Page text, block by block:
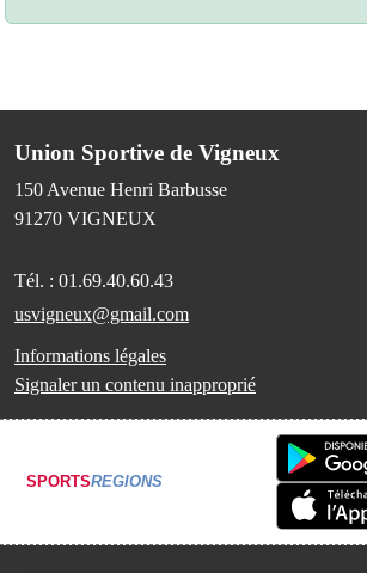
Union Sportive de Vigneux
150 Avenue Henri Barbusse
91270 VIGNEUX
Tél. : 01.69.40.60.43
usvigneux@gmail.com
Informations légales
Signaler un contenu inapproprié
SPORTSREGIONS